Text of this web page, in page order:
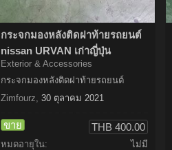
กระจกมองหลังติดฝาท้ายรถยนต์
nissan URVAN เก่าญี่ปุ่น
Exterior & Accessories
กระจกมองหลังติดฝาท้ายรถยนต์
Zimfourz, 30 ตุลาคม 2021
ขาย THB 400.00
หมดอายุใน:
ไม่มี